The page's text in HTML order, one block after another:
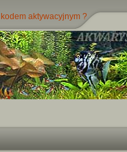
aktywacyjnym ?